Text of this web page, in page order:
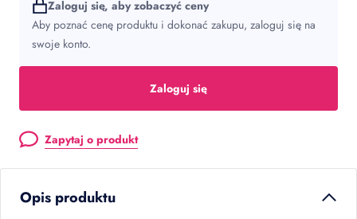
Zaloguj się, aby zobaczyć ceny
Aby poznać cenę produktu i dokonać zakupu, zaloguj się na
swoje konto.
Zaloguj się
Zapytaj o produkt
Opis produktu